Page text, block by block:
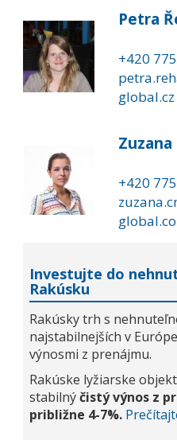
Petra
+420
global.cz
Zuzana
+420
Investujte do
Rakúsku
Rakúsky trh s
najstabilnejších v
výnosmi z prenájmu.
Rakúske lyžiarske
stabilnýčistý výnos z
približne 4-7%.